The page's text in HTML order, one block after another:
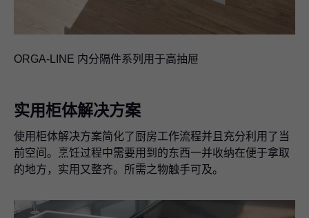
ORGA-LINE 内分隔件系列用于高抽屉
实用柜体解决方案
使用柜体解决方案简化了厨房工作流程并且充分利用了当
前空间。烹饪过程中需要用到的东西一并收纳在便于拿取
的地方，实用又整齐。所需之物触手可及。